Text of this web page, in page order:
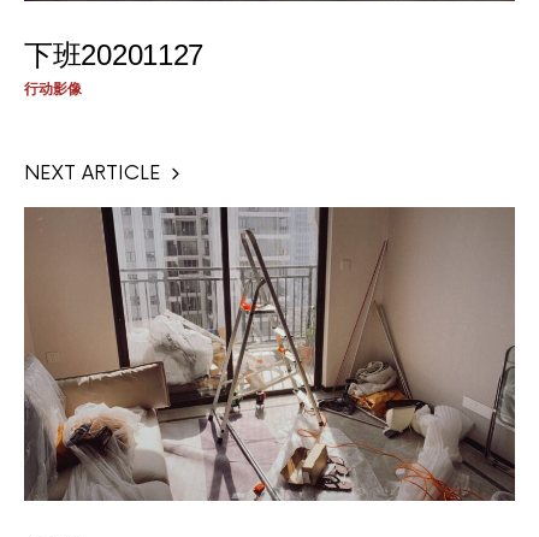
下班20201127
行动影像
NEXT ARTICLE